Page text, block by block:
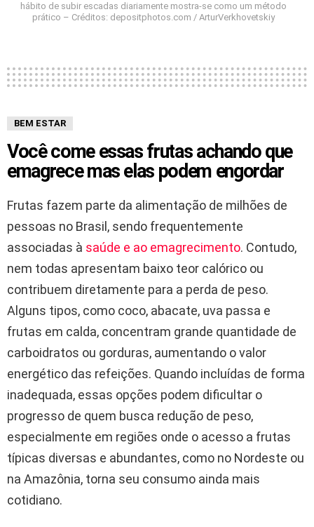
hábito de subir escadas diariamente mostra-se como um método
prático – Créditos: depositphotos.com / ArturVerkhovetskiy
BEM ESTAR
Você come essas frutas achando que
emagrece mas elas podem engordar
Frutas fazem parte da alimentação de milhões de
pessoas no Brasil, sendo frequentemente
associadas à saúde e ao emagrecimento. Contudo,
nem todas apresentam baixo teor calórico ou
contribuem diretamente para a perda de peso.
Alguns tipos, como coco, abacate, uva passa e
frutas em calda, concentram grande quantidade de
carboidratos ou gorduras, aumentando o valor
energético das refeições. Quando incluídas de forma
inadequada, essas opções podem dificultar o
progresso de quem busca redução de peso,
especialmente em regiões onde o acesso a frutas
típicas diversas e abundantes, como no Nordeste ou
na Amazônia, torna seu consumo ainda mais
cotidiano.